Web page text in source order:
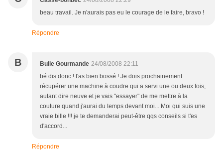
beau travail. Je n'aurais pas eu le courage de le faire, bravo !
Répondre
B Bulle Gourmande 24/08/2008 22:11
bé dis donc ! t'as bien bossé ! Je dois prochainement
récupérer une machine à coudre qui a servi une ou deux fois,
autant dire neuve et je vais "essayer" de me mettre à la
couture quand j'aurai du temps devant moi... Moi qui suis une
vraie bille !!! je te demanderai peut-être qqs conseils si t'es
d'accord...
Répondre